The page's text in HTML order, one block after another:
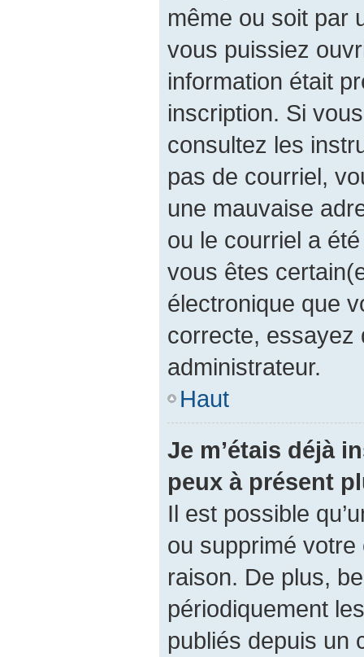
même ou soit par
vous puissiez
information était
inscription. Si
consultez les
pas de courriel,
une mauvaise
ou le courriel a
vous êtes
électronique que
correcte, essayez
administrateur.
Haut
Je m’étais déjà
peux à présent
Il est possible
ou supprimé
raison. De plus,
périodiquement
publiés depuis un